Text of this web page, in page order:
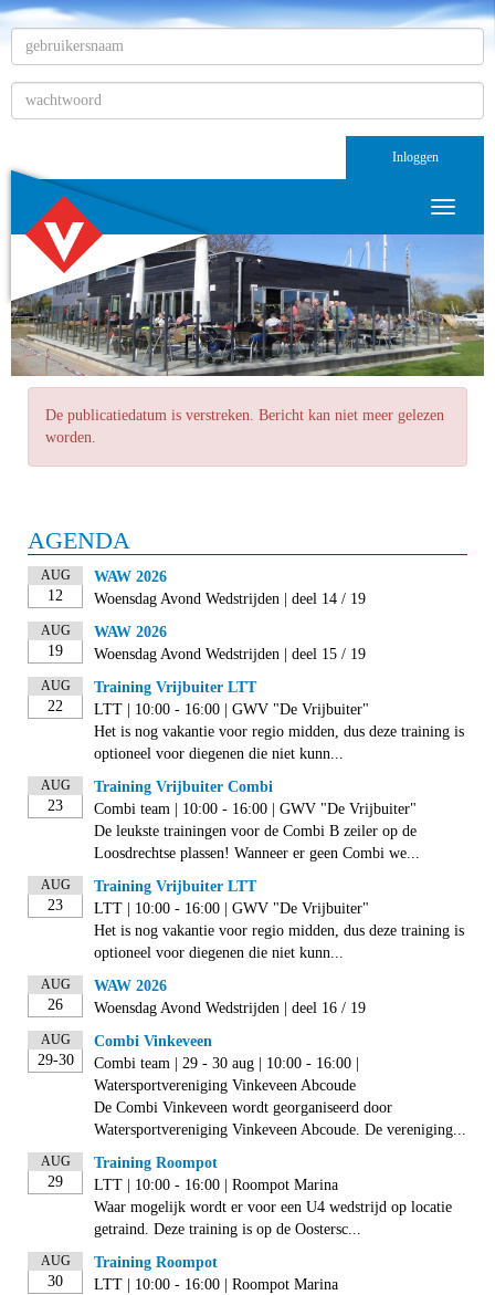
Inloggen
Toggle
De publicatiedatum is verstreken. Bericht kan niet meer gelezen
worden.
AGENDA
AUG
12
WAW 2026
Woensdag Avond Wedstrijden | deel 14 / 19
AUG
19
WAW 2026
Woensdag Avond Wedstrijden | deel 15 / 19
AUG
22
Training Vrijbuiter LTT
LTT | 10:00 - 16:00 | GWV "De Vrijbuiter"
Het is nog vakantie voor regio midden, dus deze training is
optioneel voor diegenen die niet kunn...
AUG
23
Training Vrijbuiter Combi
Combi team | 10:00 - 16:00 | GWV "De Vrijbuiter"
De leukste trainingen voor de Combi B zeiler op de
Loosdrechtse plassen! Wanneer er geen Combi we...
AUG
23
Training Vrijbuiter LTT
LTT | 10:00 - 16:00 | GWV "De Vrijbuiter"
Het is nog vakantie voor regio midden, dus deze training is
optioneel voor diegenen die niet kunn...
AUG
26
WAW 2026
Woensdag Avond Wedstrijden | deel 16 / 19
AUG
29-30
Combi Vinkeveen
Combi team | 29 - 30 aug | 10:00 - 16:00 |
Watersportvereniging Vinkeveen Abcoude
De Combi Vinkeveen wordt georganiseerd door
Watersportvereniging Vinkeveen Abcoude. De vereniging...
AUG
29
Training Roompot
LTT | 10:00 - 16:00 | Roompot Marina
Waar mogelijk wordt er voor een U4 wedstrijd op locatie
getraind. Deze training is op de Oostersc...
AUG
30
Training Roompot
LTT | 10:00 - 16:00 | Roompot Marina